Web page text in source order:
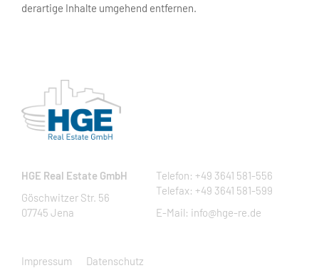
derartige Inhalte umgehend entfernen.
HGE Real Estate GmbH
Göschwitzer Str. 56
07745 Jena
Telefon: +49 3641 581-556
Telefax: +49 3641 581-599
E-Mail: info@hge-re.de
Impressum Datenschutz